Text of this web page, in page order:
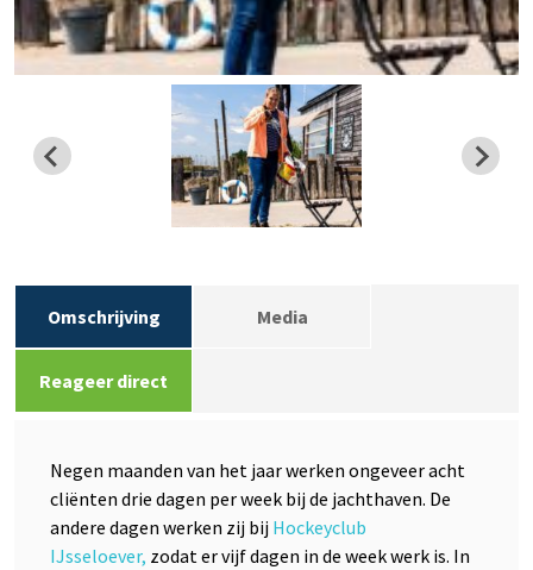
Omschrijving Media
Reageer direct
Negen maanden van het jaar werken ongeveer acht
cliënten drie dagen per week bij de jachthaven. De
andere dagen werken zij bij Hockeyclub
IJsseloever, zodat er vijf dagen in de week werk is. In